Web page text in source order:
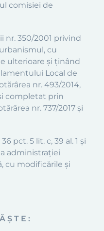
comisiei de
nr. 350/2001 privind
cu
ulterioare şi ţinând
Local de
nr. 493/2014,
completat prin
nr. 737/2017 şi
pct. 5 lit. c, 39 al. 1 şi
a administraţiei
cu modificările şi
Ş T E :